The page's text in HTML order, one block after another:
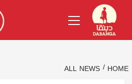
content
Menu
HOME
ALL NEWS